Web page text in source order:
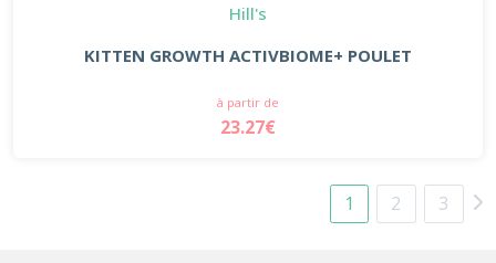
Hill's
KITTEN GROWTH ACTIVBIOME+ POULET
à partir de
23.27€
1 2 3